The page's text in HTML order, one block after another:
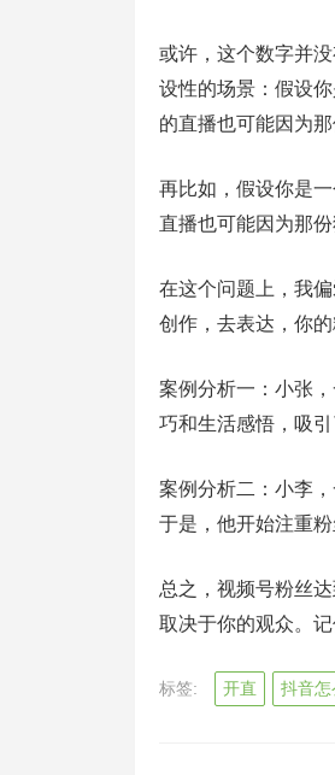
或许，这个数字并
设性的场景：假设
的直播也可能因为
再比如，假设你是
直播也可能因为那
在这个问题上，我
创作，去表达，你
案例分析一：小张
巧和生活感悟，吸
案例分析二：小李
于是，他开始注重
总之，视频号粉丝
取决于你的观众。
标签: 开直 抖音